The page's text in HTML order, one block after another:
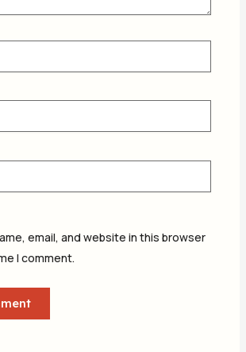
email, and website in this browser
I comment.